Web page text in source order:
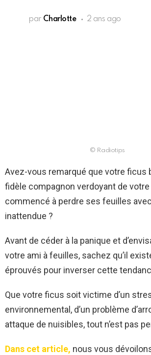
par Charlotte 2 ans ago
© Radiotips
Avez-vous remarqué que votre ficus
fidèle compagnon verdoyant de votre
commencé à perdre ses feuilles
inattendue ?
Avant de céder à la panique et
votre ami à feuilles, sachez qu’il
éprouvés pour inverser cette
Que votre ficus soit victime d’un
environnemental, d’un problème
attaque de nuisibles, tout n’est pas
Dans cet article, nous vous